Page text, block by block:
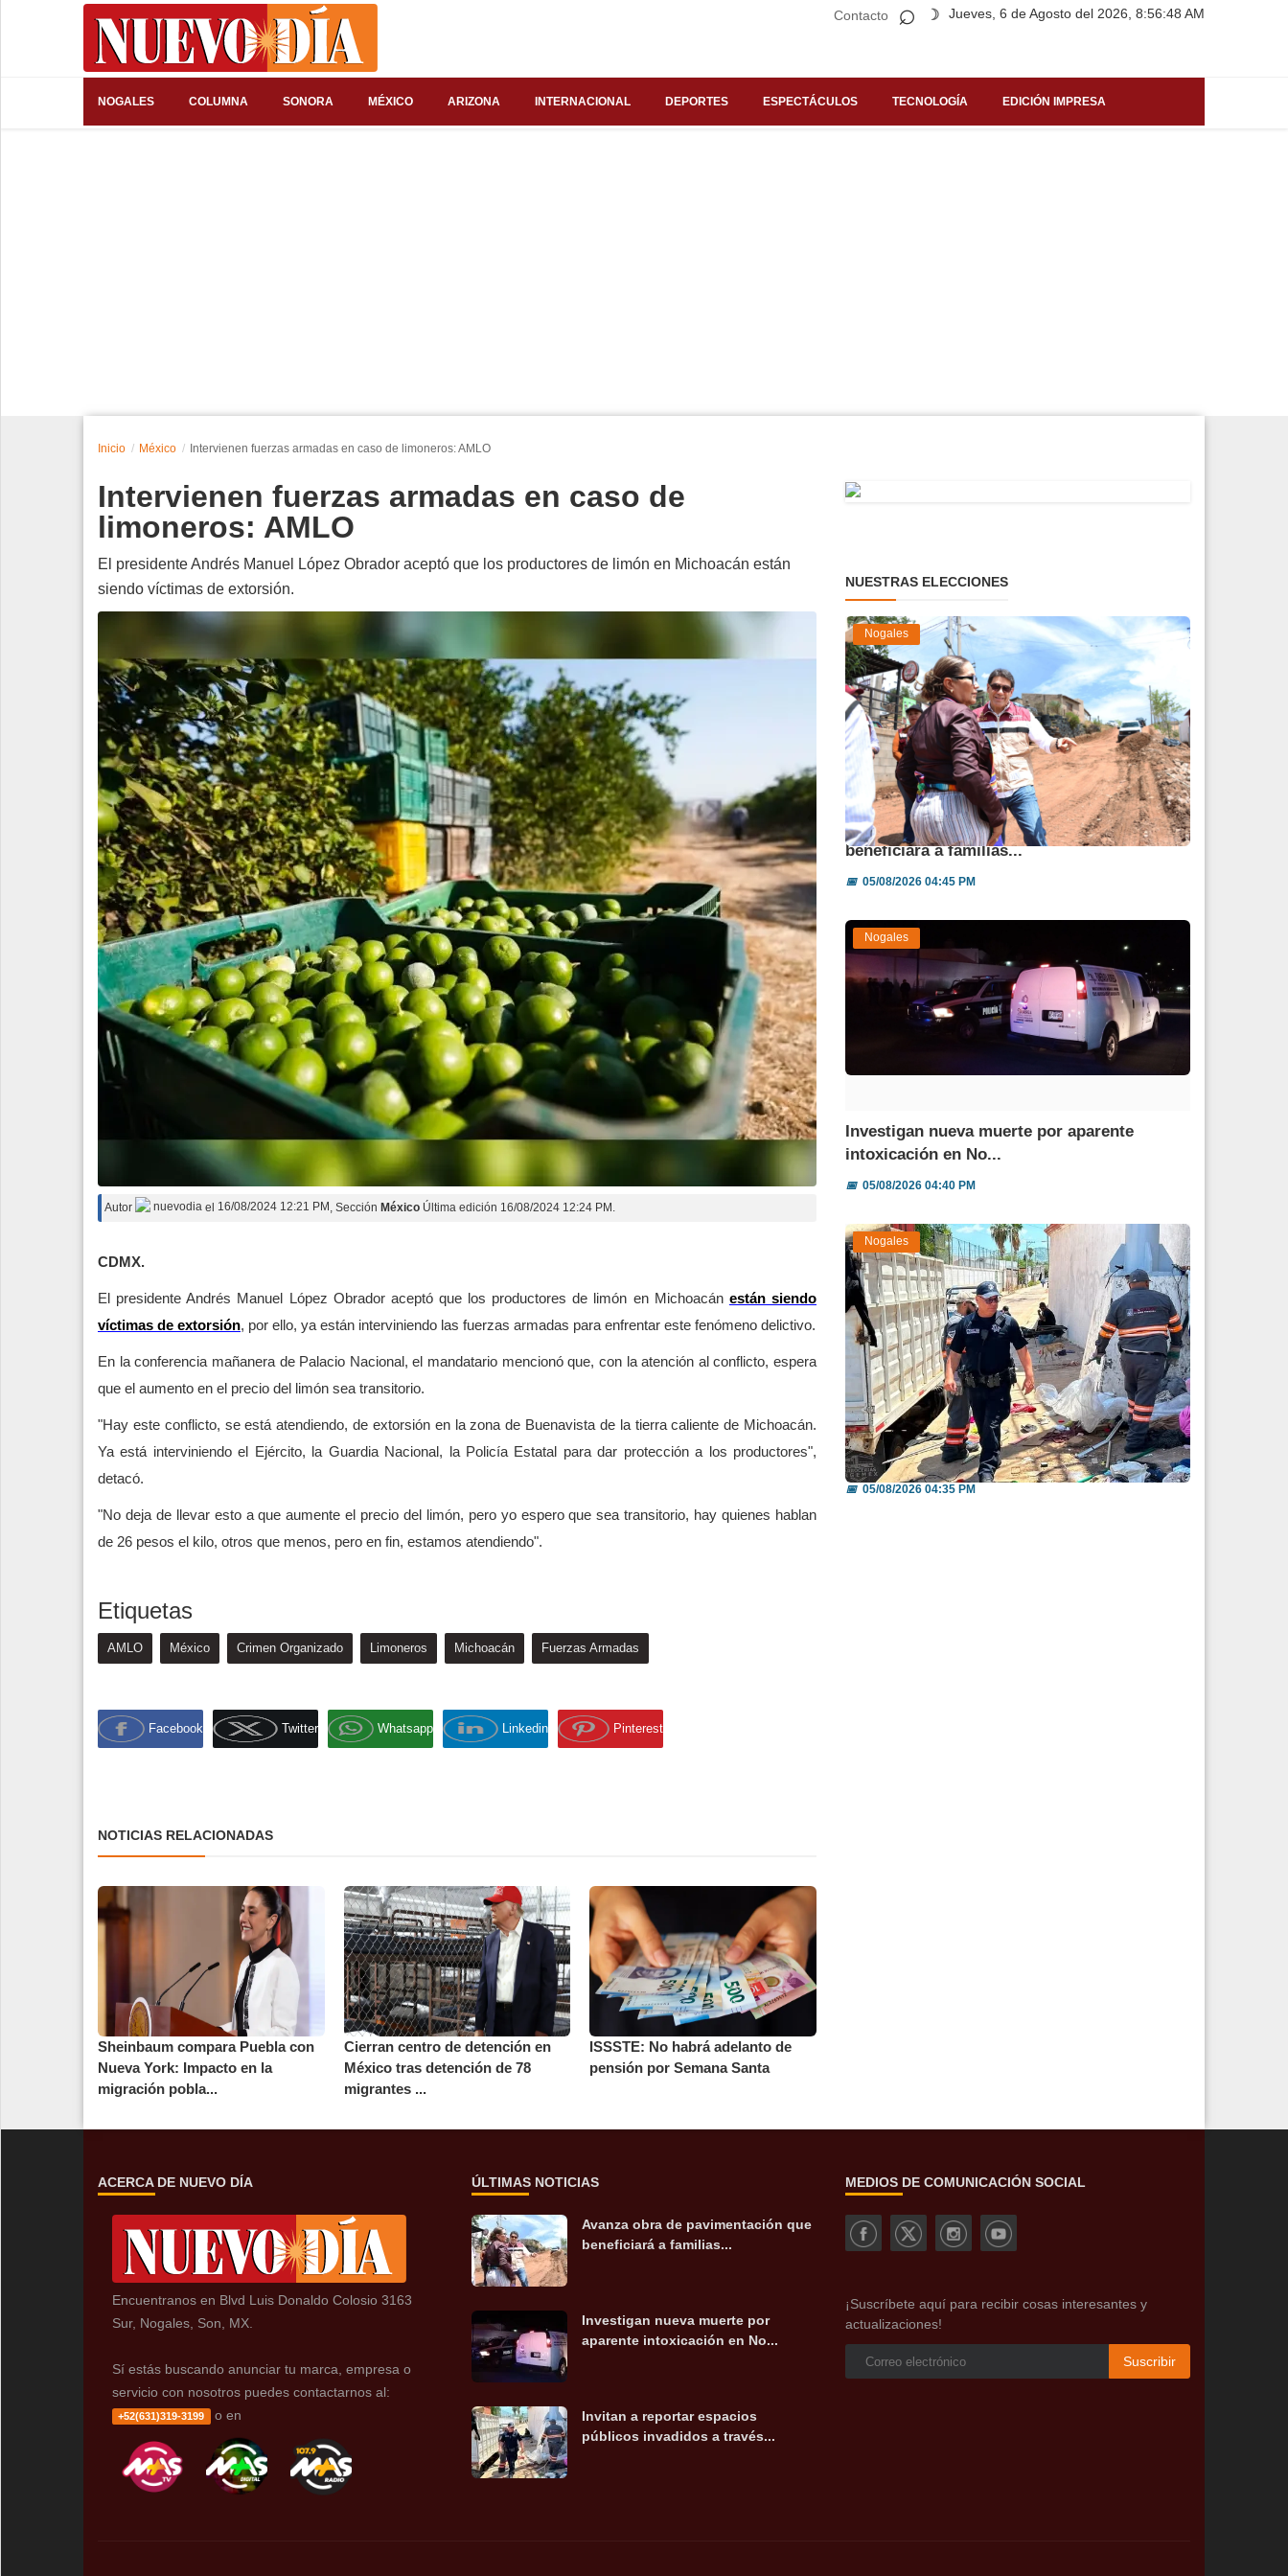
Contacto Jueves, 6 de Agosto del 2026, 8:56:48 AM
⌕ ☽
NOGALES COLUMNA SONORA MÉXICO ARIZONA INTERNACIONAL DEPORTES ESPECTÁCULOS TECNOLOGÍA EDICIÓN IMPRESA
Edición Impresa
Inicio México Intervienen fuerzas armadas en caso de limoneros: AMLO
Intervienen fuerzas armadas en caso de
limoneros: AMLO
El presidente Andrés Manuel López Obrador aceptó que los productores de limón en Michoacán están
siendo víctimas de extorsión.
Autor nuevodia el 16/08/2024 12:21 PM , Sección México Última edición 16/08/2024 12:24 PM.
CDMX.
El presidente Andrés Manuel López Obrador aceptó que los productores de limón en Michoacán están siendo
víctimas de extorsión, por ello, ya están interviniendo las fuerzas armadas para enfrentar este fenómeno delictivo.
En la conferencia mañanera de Palacio Nacional, el mandatario mencionó que, con la atención al conflicto, espera
que el aumento en el precio del limón sea transitorio.
"Hay este conflicto, se está atendiendo, de extorsión en la zona de Buenavista de la tierra caliente de Michoacán.
Ya está interviniendo el Ejército, la Guardia Nacional, la Policía Estatal para dar protección a los productores",
detacó.
"No deja de llevar esto a que aumente el precio del limón, pero yo espero que sea transitorio, hay quienes hablan
de 26 pesos el kilo, otros que menos, pero en fin, estamos atendiendo".
Etiquetas
AMLO México Crimen Organizado Limoneros Michoacán Fuerzas Armadas
Facebook Twitter Whatsapp Linkedin Pinterest
NOTICIAS RELACIONADAS
Sheinbaum compara Puebla con
Nueva York: Impacto en la
migración pobla...
Cierran centro de detención en
México tras detención de 78
migrantes ...
ISSSTE: No habrá adelanto de
pensión por Semana Santa
NUESTRAS ELECCIONES
Nogales
Avanza obra de pavimentación que
beneficiará a familias...
📅05/08/2026 04:45 PM
Nogales
Investigan nueva muerte por aparente
intoxicación en No...
📅05/08/2026 04:40 PM
Nogales
Invitan a reportar espacios públicos
invadidos a través...
📅05/08/2026 04:35 PM
ACERCA DE NUEVO DÍA
Encuentranos en Blvd Luis Donaldo Colosio 3163
Sur, Nogales, Son, MX.
Sí estás buscando anunciar tu marca, empresa o
servicio con nosotros puedes contactarnos al:
+52(631)319-3199 o en
ÚLTIMAS NOTICIAS
Avanza obra de pavimentación que
beneficiará a familias...
Investigan nueva muerte por
aparente intoxicación en No...
Invitan a reportar espacios
públicos invadidos a través...
MEDIOS DE COMUNICACIÓN SOCIAL
¡Suscríbete aquí para recibir cosas interesantes y
actualizaciones!
Suscribir